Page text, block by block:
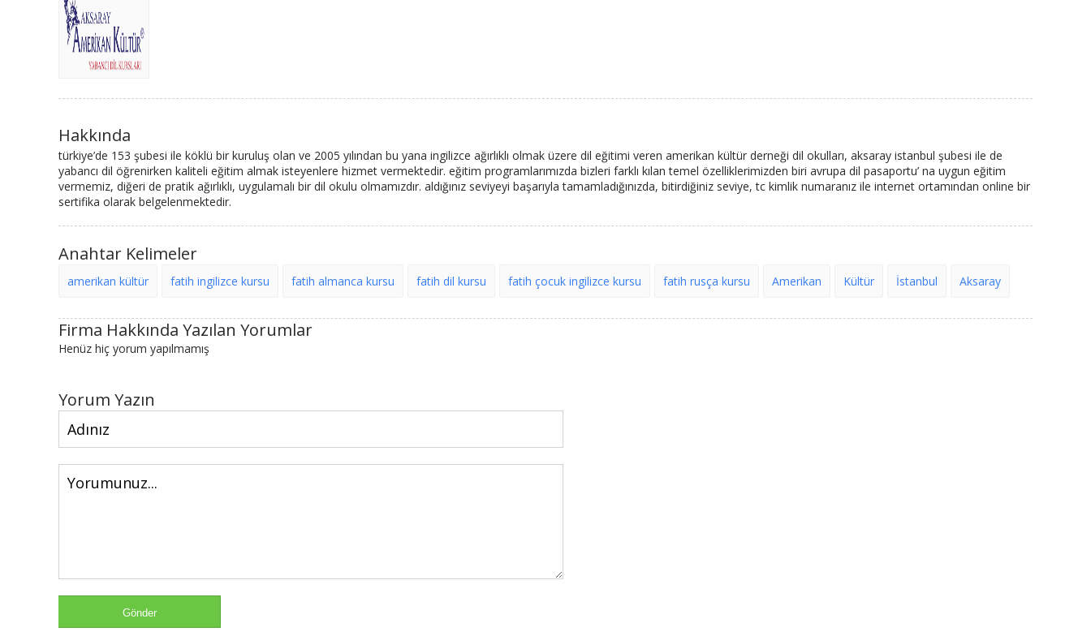
Hakkında
türkiye’de 153 şubesi ile köklü bir kuruluş olan ve 2005 yılından bu yana ingilizce ağırlıklı olmak üzere dil eğitimi veren amerikan kültür derneği dil okulları, aksaray istanbul şubesi ile de
yabancı dil öğrenirken kaliteli eğitim almak isteyenlere hizmet vermektedir. eğitim programlarımızda bizleri farklı kılan temel özelliklerimizden biri avrupa dil pasaportu’ na uygun eğitim
vermemiz, diğeri de pratik ağırlıklı, uygulamalı bir dil okulu olmamızdır. aldığınız seviyeyi başarıyla tamamladığınızda, bitirdiğiniz seviye, tc kimlik numaranız ile internet ortamından online bir
sertifika olarak belgelenmektedir.
Anahtar Kelimeler
amerikan kültür fatih ingilizce kursu fatih almanca kursu fatih dil kursu fatih çocuk ingilizce kursu fatih rusça kursu Amerikan Kültür İstanbul Aksaray
Firma Hakkında Yazılan Yorumlar
Henüz hiç yorum yapılmamış
Yorum Yazın